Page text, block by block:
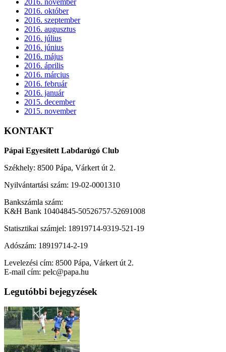
2016. november
2016. október
2016. szeptember
2016. augusztus
2016. július
2016. június
2016. május
2016. április
2016. március
2016. február
2016. január
2015. december
2015. november
KONTAKT
Pápai Egyesített Labdarúgó Club
Székhely: 8500 Pápa, Várkert út 2.
Nyilvántartási szám: 19-02-0001310
Bankszámla szám:
K&H Bank 10404845-50526757-52691008
Statisztikai számjel: 18919714-9319-521-19
Adószám: 18919714-2-19
Levelezési cím: 8500 Pápa, Várkert út 2.
E-mail cím: pelc@papa.hu
Legutóbbi bejegyzések